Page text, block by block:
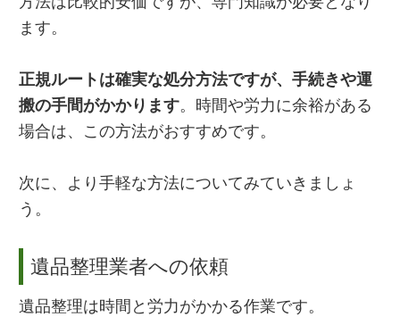
ます。
正規ルートは確実な処分方法ですが、手続きや運
搬の手間がかかります。時間や労力に余裕がある
場合は、この方法がおすすめです。
次に、より手軽な方法についてみていきましょ
う。
遺品整理業者への依頼
遺品整理は時間と労力がかかる作業です。